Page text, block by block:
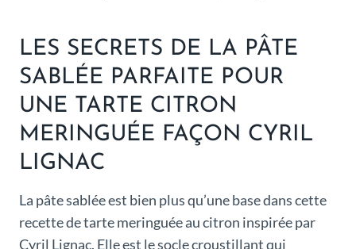
LES SECRETS DE LA PÂTE
SABLÉE PARFAITE POUR
UNE TARTE CITRON
MERINGUÉE FAÇON CYRIL
LIGNAC
La pâte sablée est bien plus qu’une base dans cette
recette de tarte meringuée au citron inspirée par
Cyril Lignac. Elle est le socle croustillant qui